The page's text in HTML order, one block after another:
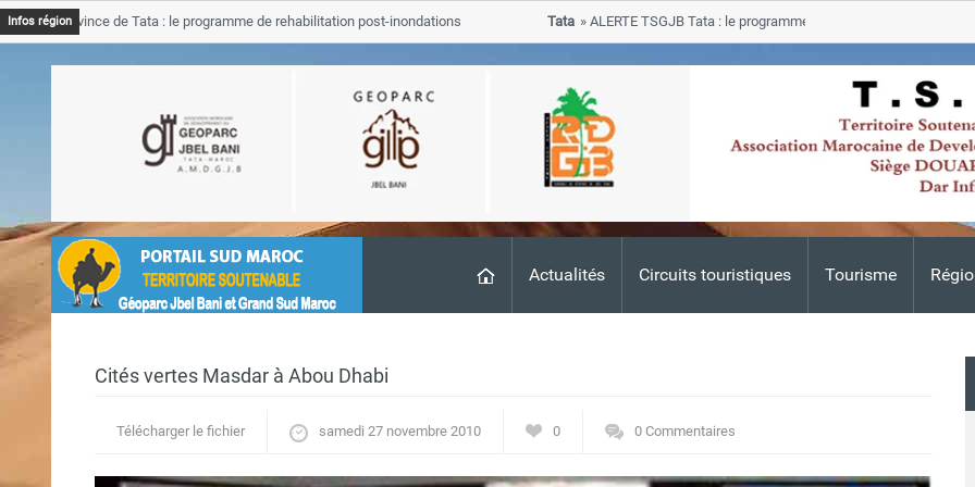
Actualités Circuits touristiques Tourisme
Infos région
Province de Tata : le programme de rehabilitation post-inondations
ALERTE TSGJB Tata : le programme de rehabilitation post-
progresse dans les zones sinistrees
Cités vertes Masdar à Abou Dhabi
Télécharger le fichier samedi 27 novembre 2010 0 0 Commentaires